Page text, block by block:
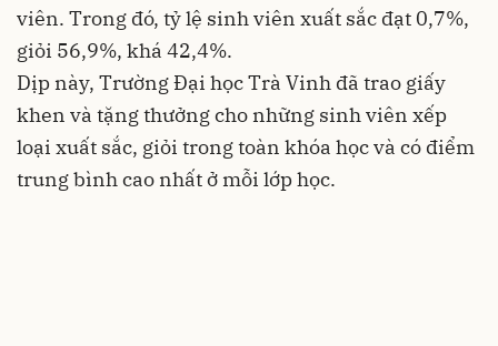
viên. Trong đó, tỷ lệ sinh viên xuất sắc đạt 0,7%,
giỏi 56,9%, khá 42,4%.
Dịp này, Trường Đại học Trà Vinh đã trao giấy
khen và tặng thưởng cho những sinh viên xếp
loại xuất sắc, giỏi trong toàn khóa học và có điểm
trung bình cao nhất ở mỗi lớp học.